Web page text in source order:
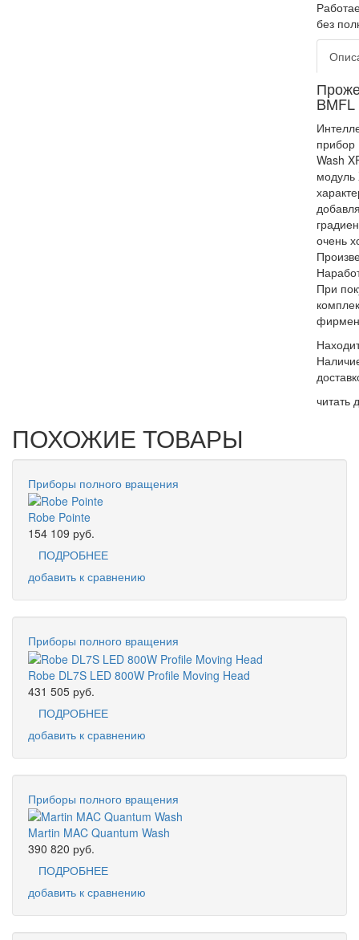
без
прибор
Wash
модуль
очень
При
читать
ПОХОЖИЕ ТОВАРЫ
Приборы полного вращения
Robe Pointe
154 109 руб.
ПОДРОБНЕЕ
добавить к сравнению
Приборы полного вращения
Robe DL7S LED 800W Profile Moving Head
431 505 руб.
ПОДРОБНЕЕ
добавить к сравнению
Приборы полного вращения
Martin MAC Quantum Wash
390 820 руб.
ПОДРОБНЕЕ
добавить к сравнению